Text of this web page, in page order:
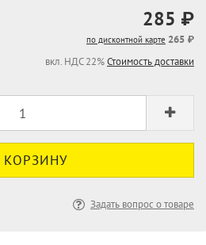
285 ₽
по дисконтной карте 265 ₽
вкл. НДС 22%Стоимость доставки
Задать вопрос о товаре